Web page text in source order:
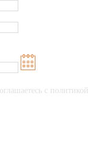
с политикой